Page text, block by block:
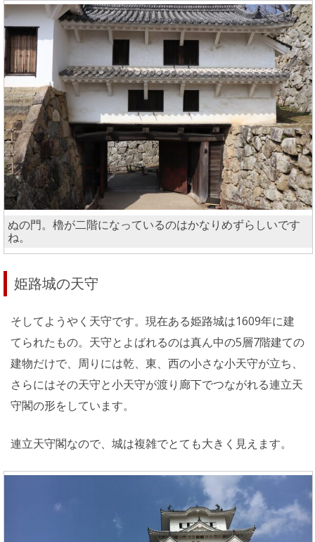
ぬの門。櫓が二階になっているのはかなりめずらしいです
ね。
姫路城の天守
そしてようやく天守です。現在ある姫路城は1609年に建
てられたもの。天守とよばれるのは真ん中の5層7階建ての
建物だけで、周りには乾、東、西の小さな小天守が立ち、
さらにはその天守と小天守が渡り廊下でつながれる連立天
守閣の形をしています。
連立天守閣なので、城は複雑でとても大きく見えます。